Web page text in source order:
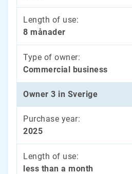
Length of use:
8 månader
Type of owner:
Commercial business
Owner 3 in Sverige
Purchase year:
2025
Length of use:
less than a month